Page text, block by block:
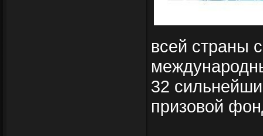
всей страны
32
призовой